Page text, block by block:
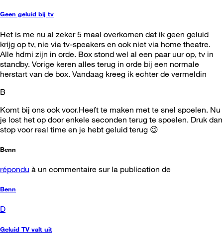
Geen geluid bij tv
Het is me nu al zeker 5 maal overkomen dat ik geen geluid
krijg op tv, nie via tv-speakers en ook niet via home theatre.
Alle hdmi zijn in orde. Box stond wel al een paar uur op, tv in
standby. Vorige keren alles terug in orde bij een normale
herstart van de box. Vandaag kreeg ik echter de vermeldin
B
Komt bij ons ook voor.Heeft te maken met te snel spoelen. Nu
je lost het op door enkele seconden terug te spoelen. Druk dan
stop voor real time en je hebt geluid terug 😉
Benn
répondu à un commentaire sur la publication de
Benn
D
Geluid TV valt uit